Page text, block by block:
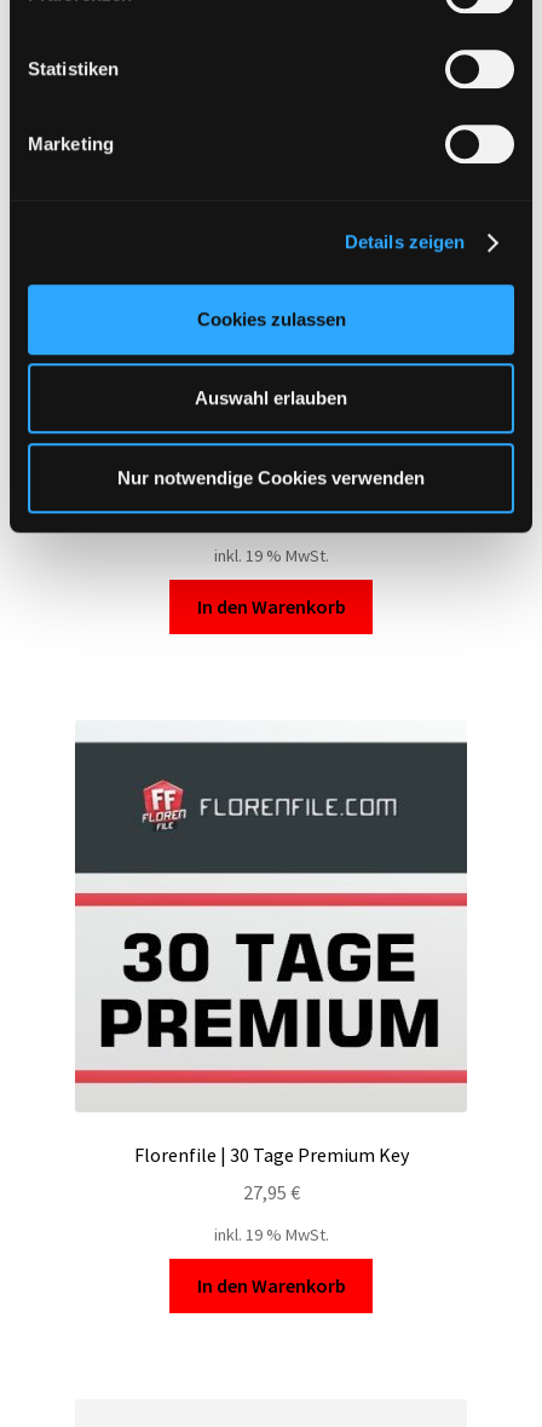
Statistiken
Marketing
Details zeigen
Cookies zulassen
Auswahl erlauben
Nur notwendige Cookies verwenden
Tezfiles | Gold | 90 Tage Premium Key
89,95€
inkl. 19 % MwSt.
In den Warenkorb
Florenfile | 30 Tage Premium Key
27,95 €
inkl. 19 % MwSt.
In den Warenkorb